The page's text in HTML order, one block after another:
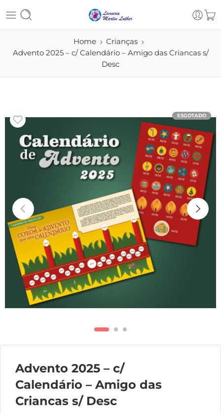
Home
Crianças
Advento 2025 – c/ Calendário – Amigo das Criancas s/
Desc
ESGOTADO
Advento 2025 – c/
Calendário – Amigo das
Criancas s/ Desc